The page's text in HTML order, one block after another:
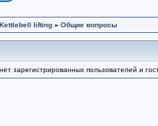
lifting » Общие вопросы
зарегистрированных пользователей и